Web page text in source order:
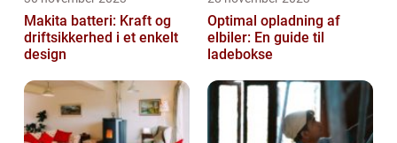
Makita batteri: Kraft og
driftsikkerhed i et enkelt
design
Optimal opladning af
elbiler: En guide til
ladebokse